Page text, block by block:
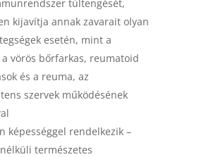
túltengését,
kijavítja annak zavarait olyan
esetén, mint a
vörös bőrfarkas, reumatoid
és a reuma, az
szervek működésének
képességgel rendelkezik –
természetes